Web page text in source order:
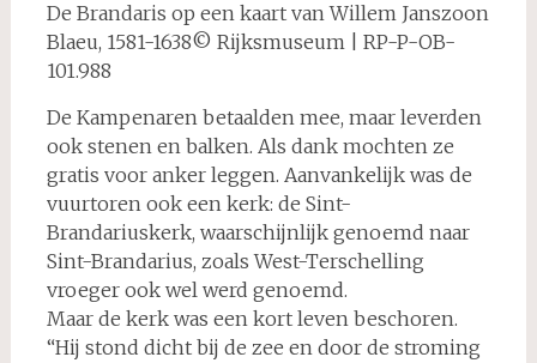
De Brandaris op een kaart van Willem Janszoon
Blaeu, 1581-1638© Rijksmuseum | RP-P-OB-
101.988
De Kampenaren betaalden mee, maar leverden
ook stenen en balken. Als dank mochten ze
gratis voor anker leggen. Aanvankelijk was de
vuurtoren ook een kerk: de Sint-
Brandariuskerk, waarschijnlijk genoemd naar
Sint-Brandarius, zoals West-Terschelling
vroeger ook wel werd genoemd.
Maar de kerk was een kort leven beschoren.
“Hij stond dicht bij de zee en door de stroming